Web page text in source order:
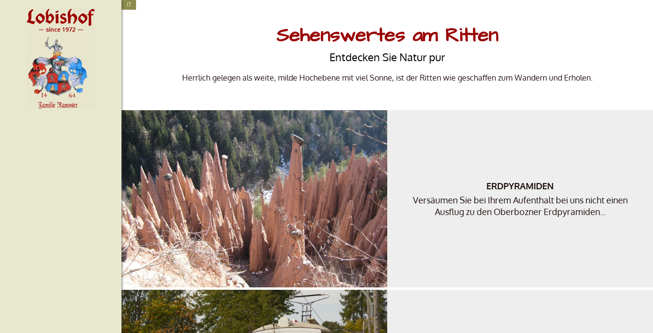
Sehenswertes am Ritten
Entdecken Sie Natur pur
Herrlich gelegen als weite, milde Hochebene mit viel Sonne, ist der Ritten wie geschaffen zum Wandern und Erholen.
ERDPYRAMIDEN
Versäumen Sie bei Ihrem Aufenthalt bei uns nicht einen
Ausflug zu den Oberbozner Erdpyramiden...
IT